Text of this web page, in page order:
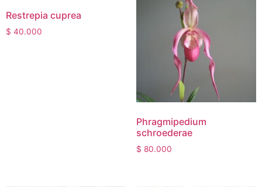
Restrepia cuprea
$ 40.000
Phragmipedium
schroederae
$ 80.000